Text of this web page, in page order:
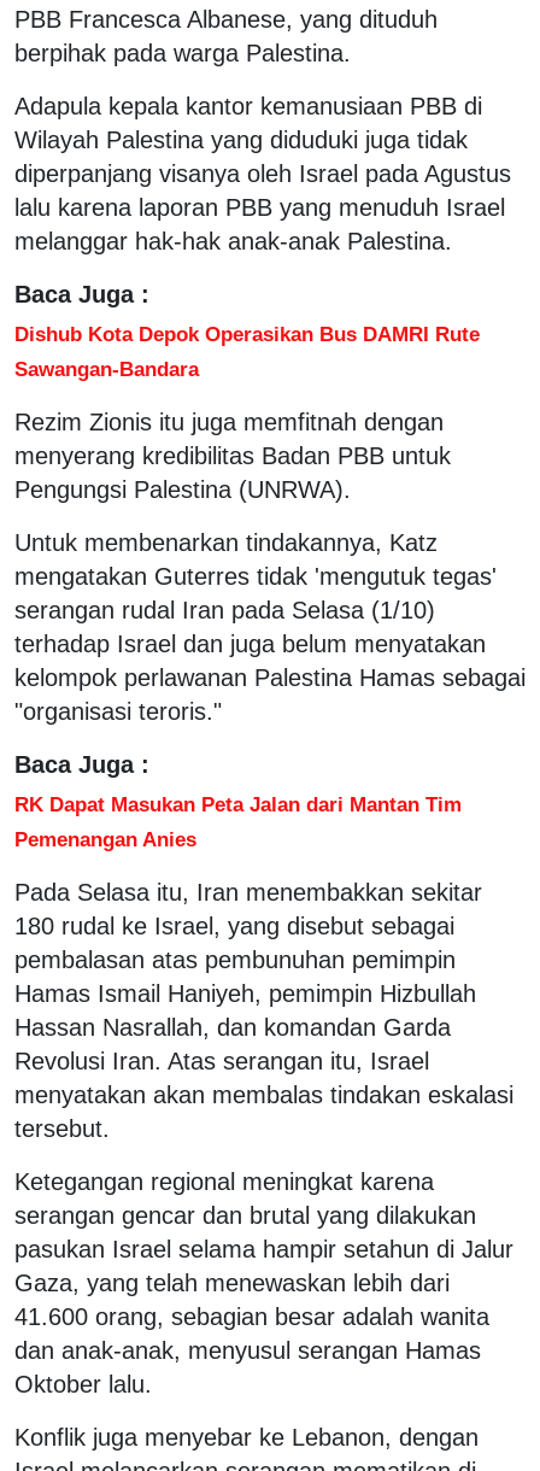
PBB Francesca Albanese, yang dituduh
berpihak pada warga Palestina.
Adapula kepala kantor kemanusiaan PBB di
Wilayah Palestina yang diduduki juga tidak
diperpanjang visanya oleh Israel pada Agustus
lalu karena laporan PBB yang menuduh Israel
melanggar hak-hak anak-anak Palestina.
Baca Juga :
Dishub Kota Depok Operasikan Bus DAMRI Rute
Sawangan-Bandara
Rezim Zionis itu juga memfitnah dengan
menyerang kredibilitas Badan PBB untuk
Pengungsi Palestina (UNRWA).
Untuk membenarkan tindakannya, Katz
mengatakan Guterres tidak 'mengutuk tegas'
serangan rudal Iran pada Selasa (1/10)
terhadap Israel dan juga belum menyatakan
kelompok perlawanan Palestina Hamas sebagai
"organisasi teroris."
Baca Juga :
RK Dapat Masukan Peta Jalan dari Mantan Tim
Pemenangan Anies
Pada Selasa itu, Iran menembakkan sekitar
180 rudal ke Israel, yang disebut sebagai
pembalasan atas pembunuhan pemimpin
Hamas Ismail Haniyeh, pemimpin Hizbullah
Hassan Nasrallah, dan komandan Garda
Revolusi Iran. Atas serangan itu, Israel
menyatakan akan membalas tindakan eskalasi
tersebut.
Ketegangan regional meningkat karena
serangan gencar dan brutal yang dilakukan
pasukan Israel selama hampir setahun di Jalur
Gaza, yang telah menewaskan lebih dari
41.600 orang, sebagian besar adalah wanita
dan anak-anak, menyusul serangan Hamas
Oktober lalu.
Konflik juga menyebar ke Lebanon, dengan